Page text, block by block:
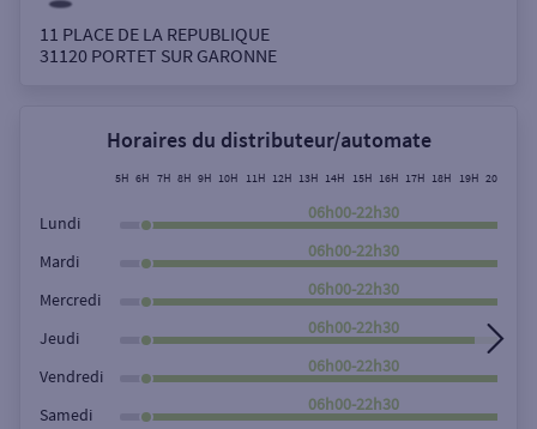
Rue
Rechercher
11 PLACE DE LA REPUBLIQUE
31120 PORTET SUR GARONNE
Horaires du distributeur/automate
5H 6H 7H 8H 9H 10H 11H 12H 13H 14H 15H 16H 17H 18H 19H 20H
Lundi
06h00-22h30
Mardi
06h00-22h30
Mercredi
06h00-22h30
Jeudi
06h00-22h30
Vendredi
06h00-22h30
Samedi
06h00-22h30